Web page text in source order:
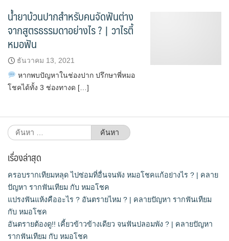
น้ำยาบ้วนปากสำหรับคนจัดฟันต่าง
จากสูตรธรรมดาอย่างไร ? | วาไรตี้
หมอฟัน
ธันวาคม 13, 2021
หากพบปัญหาในช่องปาก ปรึกษาพี่หมอ
โชคได้ทั้ง 3 ช่องทางด […]
ค้นหา
สำหรับ:
เรื่องล่าสุด
ครอบรากเทียมหลุด ไปซ่อมที่อื่นจนพัง หมอโชคแก้อย่างไร ? | คลาย
ปัญหา รากฟันเทียม กับ หมอโชค
แปรงฟันแห้งคืออะไร ? อันตรายไหม ? | คลายปัญหา รากฟันเทียม
กับ หมอโชค
อันตรายต้องดู!! เคี้ยวข้าวข้างเดียว จนฟันปลอมพัง ? | คลายปัญหา
รากฟันเทียม กับ หมอโชค